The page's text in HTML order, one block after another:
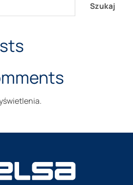
Szukaj